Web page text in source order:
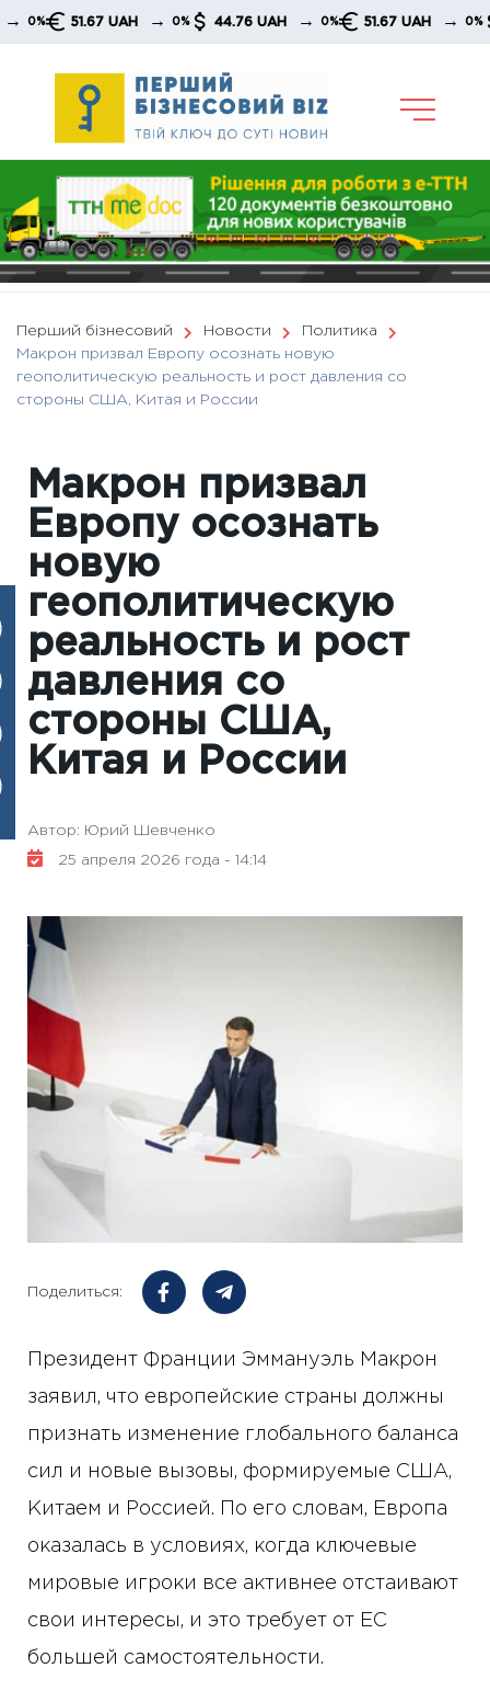
Skip
51.67 UAH → 0% 44.76 UAH → 0% 51.67 UAH → 0%
Перший бізнесовий Новости
Политика
Макрон призвал Европу осознать новую
геополитическую реальность и рост давления со
стороны США, Китая и России
Макрон призвал
Европу осознать
новую
геополитическую
реальность и рост
давления со
стороны США,
Китая и России
Автор: Юрий Шевченко
25 апреля 2026 года - 14:14
Поделиться:
Президент Франции Эммануэль Макрон
заявил, что европейские страны должны
признать изменение глобального баланса
сил и новые вызовы, формируемые США,
Китаем и Россией. По его словам, Европа
оказалась в условиях, когда ключевые
мировые игроки все активнее отстаивают
свои интересы, и это требует от ЕС
большей самостоятельности.